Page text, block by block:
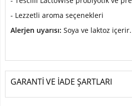
- Lezzetli aroma seçenekleri
Alerjen uyarısı: Soya ve laktoz içerir.
GARANTİ VE İADE ŞARTLARI